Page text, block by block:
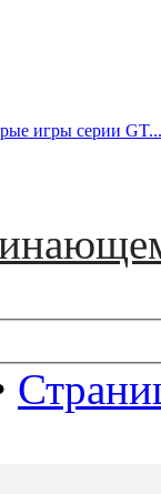
игры серии GT...